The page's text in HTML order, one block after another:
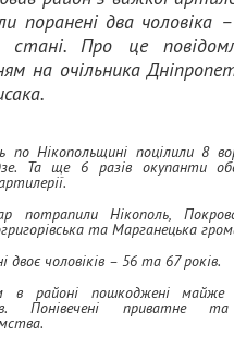
поранені два чоловіка
стані. Про це
на очільника
по Нікопольщині поцілили 8
Та ще 6 разів окупанти
потрапили Нікополь,
та Марганецька
двоє чоловіків – 56 та 67 років.
в районі пошкоджені майже
Понівечені приватне